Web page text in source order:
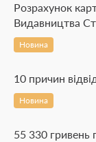
Розрахунок
Видавництва
Новина
10 причин
Новина
55 330 гривень